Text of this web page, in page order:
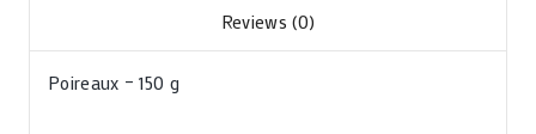
Reviews (0)
Poireaux – 150 g